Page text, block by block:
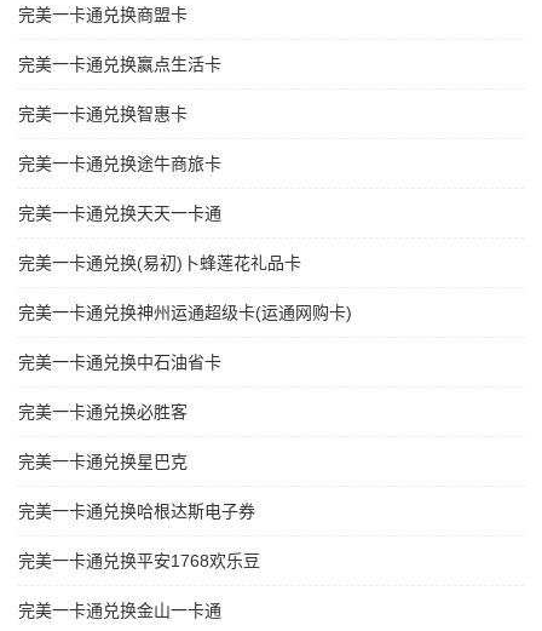
完美一卡通兑换商盟卡
完美一卡通兑换赢点生活卡
完美一卡通兑换智惠卡
完美一卡通兑换途牛商旅卡
完美一卡通兑换天天一卡通
完美一卡通兑换(易初)卜蜂莲花礼品卡
完美一卡通兑换神州运通超级卡(运通网购卡)
完美一卡通兑换中石油省卡
完美一卡通兑换必胜客
完美一卡通兑换星巴克
完美一卡通兑换哈根达斯电子券
完美一卡通兑换平安1768欢乐豆
完美一卡通兑换金山一卡通